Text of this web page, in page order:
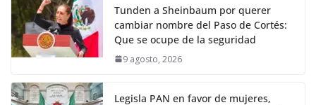
Tunden a Sheinbaum por querer
cambiar nombre del Paso de Cortés:
Que se ocupe de la seguridad
9 agosto, 2026
Legisla PAN en favor de mujeres,